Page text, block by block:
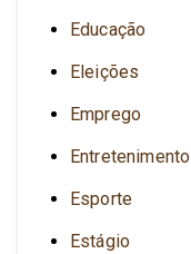
Educação
Eleições
Emprego
Entretenimento
Esporte
Estágio